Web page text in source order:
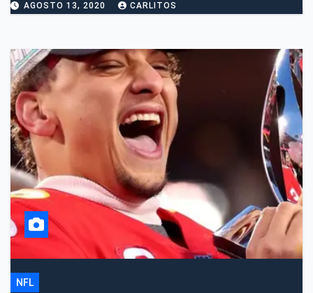
AGOSTO 13, 2020 CARLITOS
NFL